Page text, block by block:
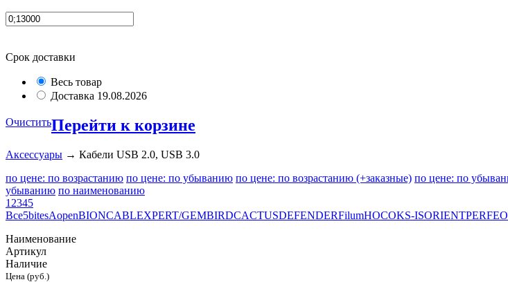
Срок доставки
Весь товар
Доставка 19.08.2026
ОчиститьПерейти к корзине
Аксессуары → Кабели USB 2.0, USB 3.0
по цене: по возрастанию по цене: по убыванию по цене: по возрастанию (+заказные) по цене: по
убыванию по наименованию
1 2345
Все5bitesAopenBIONCABLEXPERT/GEMBIRDCACTUSDEFENDERFilumHOCOKS-ISORIENTPERFEO
Наименование
Артикул
Наличие
Цена (руб.)